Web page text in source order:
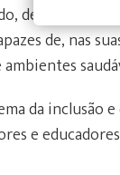
de forma
de, nas
da inclusão
e